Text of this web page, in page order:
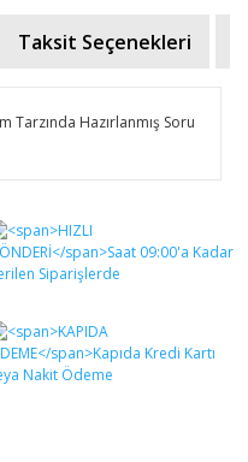
Taksit Seçenekleri
Tarzında Hazırlanmış Soru
siz yapın!
açıklamalarında ve
noktaları öneri
iletebilirsiniz.
ederiz.
görüntülenemiyor.
bulunuyor.